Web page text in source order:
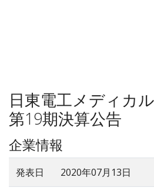
日東電工メディカ
第19期決算公告
企業情報
発表日 2020年07月13日